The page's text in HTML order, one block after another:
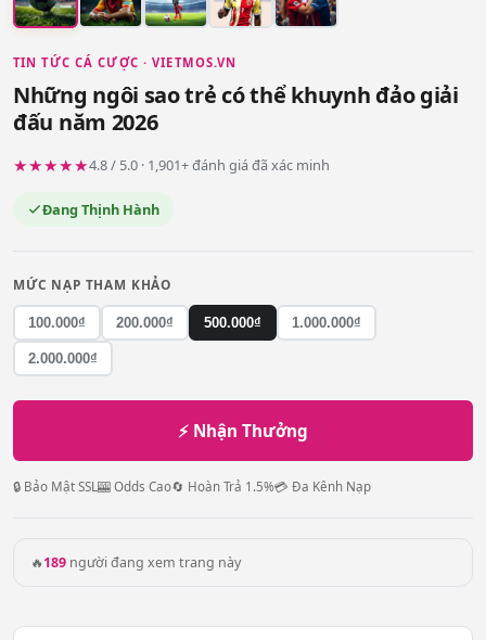
TIN TỨC CÁ CƯỢC · VIETMOS.VN
Những ngôi sao trẻ có thể khuynh đảo giải
đấu năm 2026
★★★★★4.8 / 5.0 · 1,901+ đánh giá đã xác minh
Đang Thịnh Hành
MỨC NẠP THAM KHẢO
100.000₫ 200.000₫ 500.000₫ 1.000.000₫
2.000.000₫
⚡ Nhận Thưởng
🔒 Bảo Mật SSL🎰 Odds Cao🔄 Hoàn Trả 1.5%💳 Đa Kênh Nạp
🔥189 người đang xem trang này